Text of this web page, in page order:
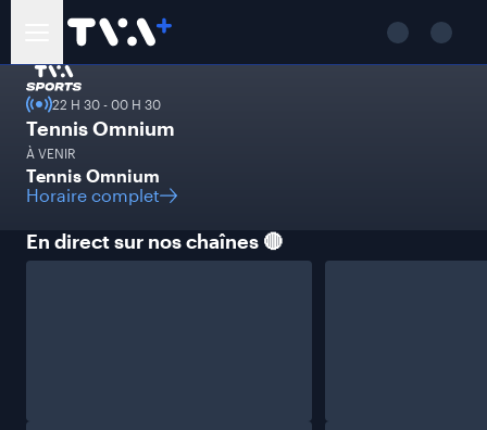
22 H 30 - 00 H 30
Tennis Omnium
À VENIR
Tennis Omnium
Horaire complet
En direct sur nos chaînes 🔴